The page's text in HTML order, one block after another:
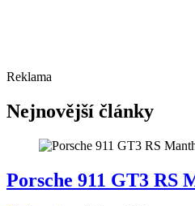
Reklama
Nejnovější články
Porsche 911 GT3 RS